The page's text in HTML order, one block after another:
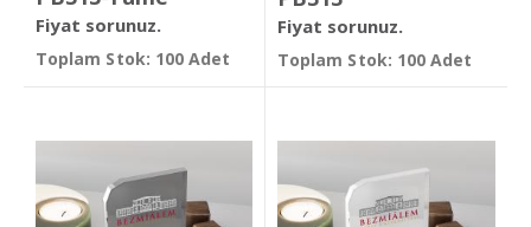
Fiyat sorunuz.
Toplam Stok: 100 Adet
Fiyat sorunuz.
Toplam Stok: 100 Adet